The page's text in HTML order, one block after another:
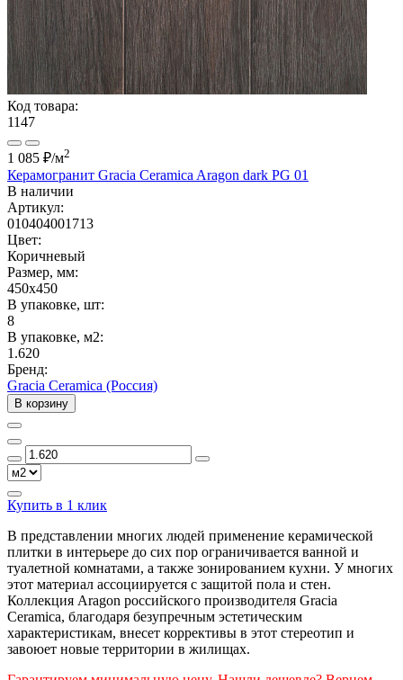
Код товара:
1147
1 085 ₽/м2
Керамогранит Gracia Ceramica Aragon dark PG 01
В наличии
Артикул:
010404001713
Цвет:
Коричневый
Размер, мм:
450x450
В упаковке, шт:
8
В упаковке, м2:
1.620
Бренд:
Gracia Ceramica (Россия)
В корзину
Купить в 1 клик
В представлении многих людей применение керамической
плитки в интерьере до сих пор ограничивается ванной и
туалетной комнатами, а также зонированием кухни. У многих
этот материал ассоциируется с защитой пола и стен.
Коллекция Aragon российского производителя Gracia
Ceramica, благодаря безупречным эстетическим
характеристикам, внесет коррективы в этот стереотип и
завоюет новые территории в жилищах.